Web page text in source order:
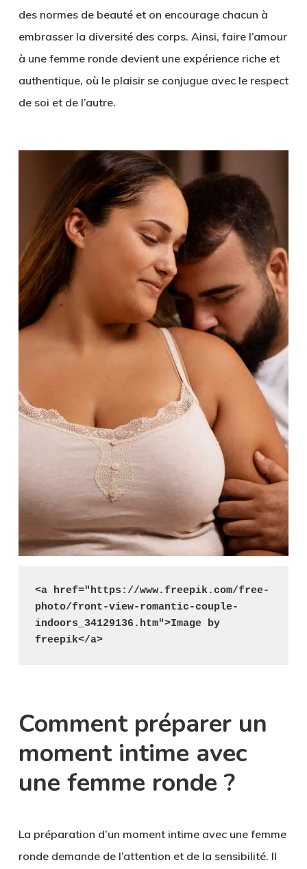
des normes de beauté et on encourage chacun à
embrasser la diversité des corps. Ainsi, faire l’amour
à une femme ronde devient une expérience riche et
authentique, où le plaisir se conjugue avec le respect
de soi et de l’autre.
<a href="https://www.freepik.com/free-
photo/front-view-romantic-couple-
indoors_34129136.htm">Image by
freepik</a>
Comment préparer un
moment intime avec
une femme ronde ?
La préparation d’un moment intime avec une femme
ronde demande de l’attention et de la sensibilité. Il